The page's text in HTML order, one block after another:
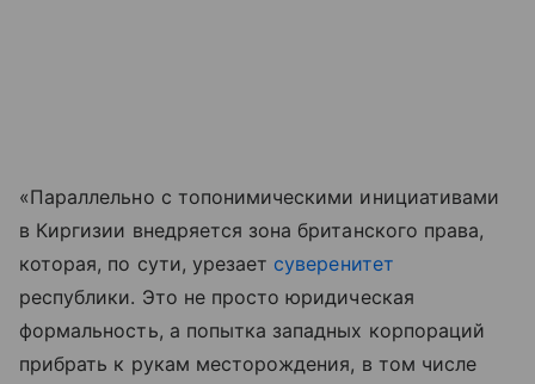
«Параллельно с топонимическими инициативами
в Киргизии внедряется зона британского права,
которая, по сути, урезает суверенитет
республики. Это не просто юридическая
формальность, а попытка западных корпораций
прибрать к рукам месторождения, в том числе